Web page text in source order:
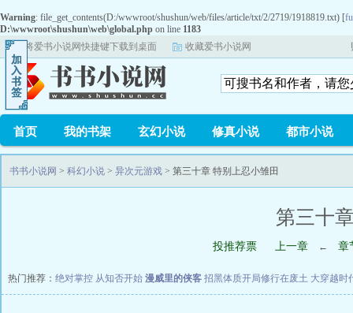
Warning: file_get_contents(D:/wwwroot/shushun/web/files/article/txt/2/2719/1918819.txt) [
D:\wwwroot\shushun\web\global.php on line 1183
将爱书小说网快捷键下载到桌面
收藏爱书小说网
首页 我的书架 玄幻小说 修真小说 都市小说
书书小说网 > 科幻小说 > 异次元游戏 > 第三十章 特别上忍小雏田
第三十
投推荐票 上一章 ← 章
热门推荐： 绝对掌控 从知否开始 漫威里的侠客 招黑体质开局修行在废土 大穿越时